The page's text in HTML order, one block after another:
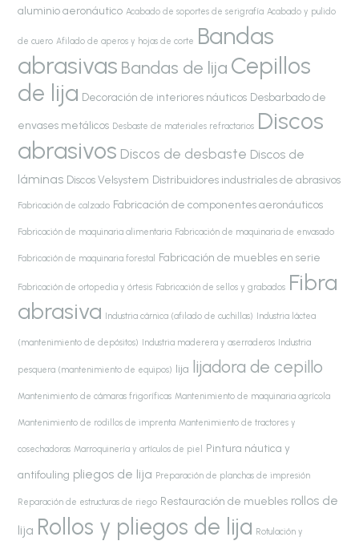
aluminio aeronáutico Acabado de soportes de serigrafía Acabado y pulido
de cuero Afilado de aperos y hojas de corte Bandas
abrasivas Bandas de lija Cepillos
de lija Decoración de interiores náuticos Desbarbado de
envases metálicos Desbaste de materiales refractarios Discos
abrasivos Discos de desbaste Discos de
láminas Discos Velsystem Distribuidores industriales de abrasivos
Fabricación de calzado Fabricación de componentes aeronáuticos
Fabricación de maquinaria alimentaria Fabricación de maquinaria de envasado
Fabricación de maquinaria forestal Fabricación de muebles en serie
Fabricación de ortopedia y órtesis Fabricación de sellos y grabados Fibra
abrasiva Industria cárnica (afilado de cuchillas) Industria láctea
(mantenimiento de depósitos) Industria maderera y aserraderos Industria
pesquera (mantenimiento de equipos) lija lijadora de cepillo
Mantenimiento de cámaras frigoríficas Mantenimiento de maquinaria agrícola
Mantenimiento de rodillos de imprenta Mantenimiento de tractores y
cosechadoras Marroquinería y artículos de piel Pintura náutica y
antifouling pliegos de lija Preparación de planchas de impresión
Reparación de estructuras de riego Restauración de muebles rollos de
lija Rollos y pliegos de lija Rotulación y